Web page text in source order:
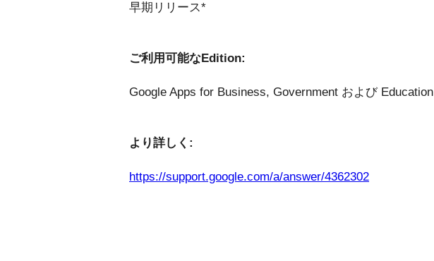
早期リリース*
ご利用可能なEdition:
Google Apps for Business, Government および Education
より詳しく:
https://support.google.com/a/answer/4362302